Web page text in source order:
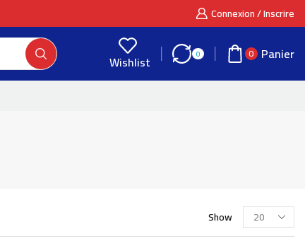
Connexion / Inscrire
Wishlist 0 0 Panier
Show